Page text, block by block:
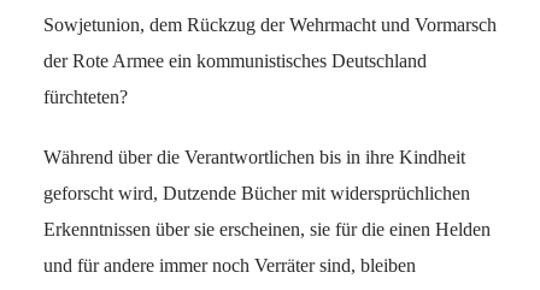
Sowjetunion, dem Rückzug der Wehrmacht und Vormarsch
der Rote Armee ein kommunistisches Deutschland
fürchteten?
Während über die Verantwortlichen bis in ihre Kindheit
geforscht wird, Dutzende Bücher mit widersprüchlichen
Erkenntnissen über sie erscheinen, sie für die einen Helden
und für andere immer noch Verräter sind, bleiben